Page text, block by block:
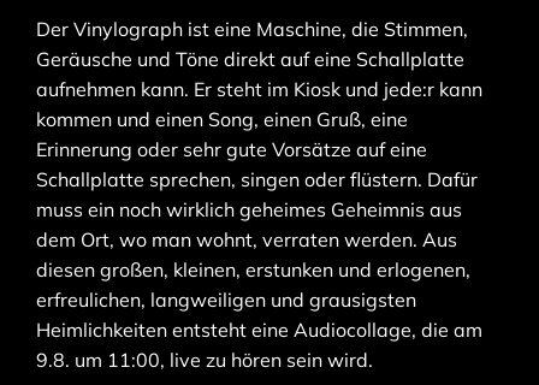
Der Vinylograph ist eine Maschine, die Stimmen,
Geräusche und Töne direkt auf eine Schallplatte
aufnehmen kann. Er steht im Kiosk und jede:r kann
kommen und einen Song, einen Gruß, eine
Erinnerung oder sehr gute Vorsätze auf eine
Schallplatte sprechen, singen oder flüstern. Dafür
muss ein noch wirklich geheimes Geheimnis aus
dem Ort, wo man wohnt, verraten werden. Aus
diesen großen, kleinen, erstunken und erlogenen,
erfreulichen, langweiligen und grausigsten
Heimlichkeiten entsteht eine Audiocollage, die am
9.8. um 11:00, live zu hören sein wird.